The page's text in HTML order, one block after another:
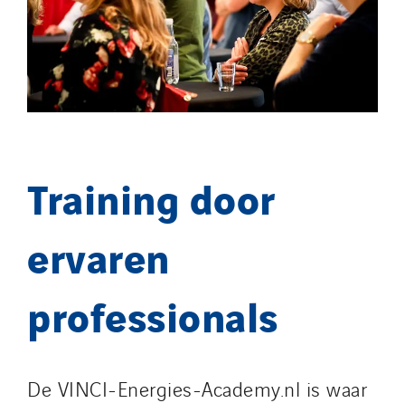
Training door
ervaren
professionals
De VINCI-Energies-Academy.nl is waar